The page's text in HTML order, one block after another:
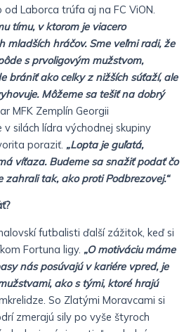
Laborca trúfa aj na FC ViON.
tímu, v ktorom je viacero
mladších hráčov. Sme veľmi radi, že
s prvoligovým mužstvom,
brániť ako celky z nižších súťaží, ale
Môžeme sa tešiť na dobrý
MFK Zemplín Georgii
v silách lídra východnej skupiny
poraziť. „Lopta je guľatá,
víťaza. Budeme sa snažiť podať čo
tak, ako proti Podbrezovej.“
futbalisti ďalší zážitok, keď si
Fortuna ligy. „O motiváciu máme
nás posúvajú v kariére vpred, je
ako s tými, ktoré hrajú
So Zlatými Moravcami si
zmerajú sily po vyše štyroch